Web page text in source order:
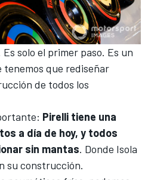
solo el primer paso. Es un
que rediseñar
de todos los
Pirelli tiene una
a día de hoy, y todos
sin mantas. Donde Isola
su construcción.